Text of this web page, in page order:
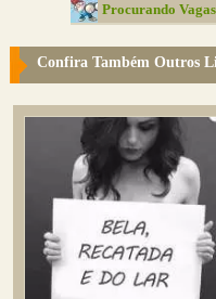
Procurando Vagas
Confira Também Outros